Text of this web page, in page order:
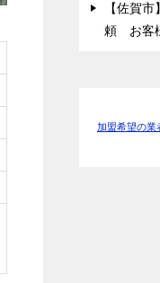
【佐賀
頼 お客
加盟希望の業